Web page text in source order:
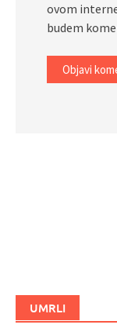
ovom
budem
UMRLI